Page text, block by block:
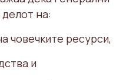
на:
човечките ресурси,
и